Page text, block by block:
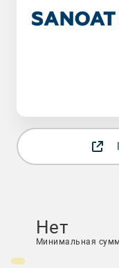
Нет
Минимальная